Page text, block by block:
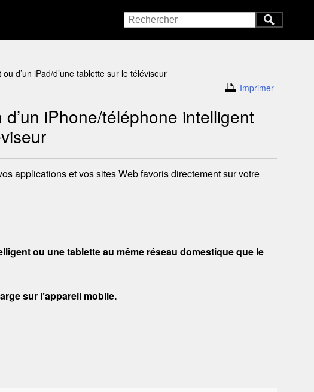
d’un iPad/d’une tablette sur le téléviseur
Imprimer
iPhone/téléphone intelligent
applications et vos sites Webfavorisdirectement sur votre
ou une tablette au même réseau domestique que le
sur l’appareil mobile.